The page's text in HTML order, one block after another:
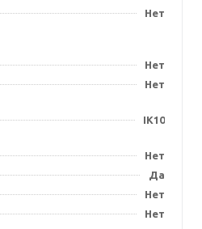
Нет
Нет
Нет
IK10
Нет
Да
Нет
Нет